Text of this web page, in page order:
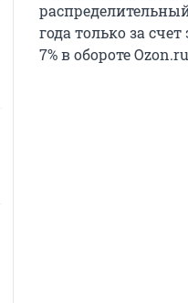
года только за
7% в обороте